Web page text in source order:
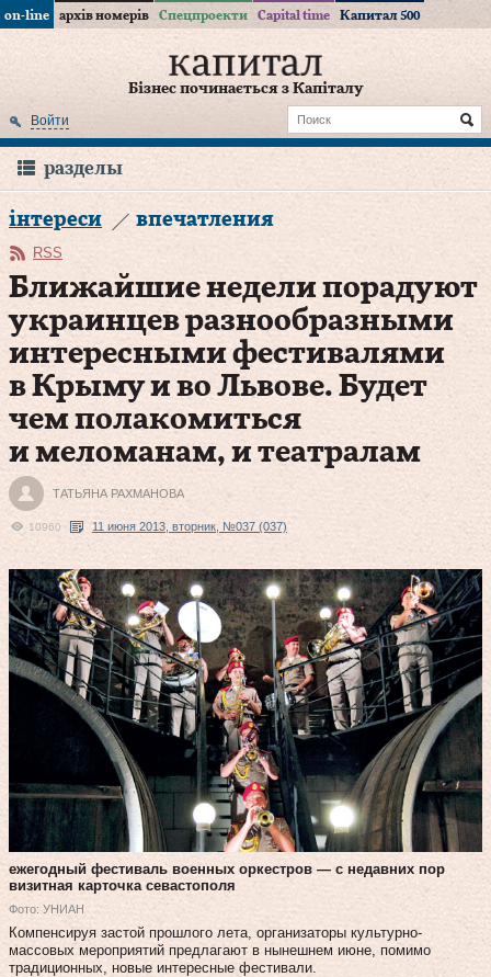
on-line архів номерів Спецпроекти Capital time Капитал 500
Бізнес починається з Капіталу
Войти
разделы
інтереси впечатления
RSS
Ближайшие недели порадуют
украинцев разнообразными
интересными фестивалями
в Крыму и во Львове. Будет
чем полакомиться
и меломанам, и театралам
ТАТЬЯНА РАХМАНОВА
10960 11 июня 2013, вторник, №037 (037)
ежегодный фестиваль военных оркестров — с недавних пор
визитная карточка севастополя
Фото: УНИАН
Компенсируя застой прошлого лета, организаторы культурно-
массовых мероприятий предлагают в нынешнем июне, помимо
традиционных, новые интересные фестивали.